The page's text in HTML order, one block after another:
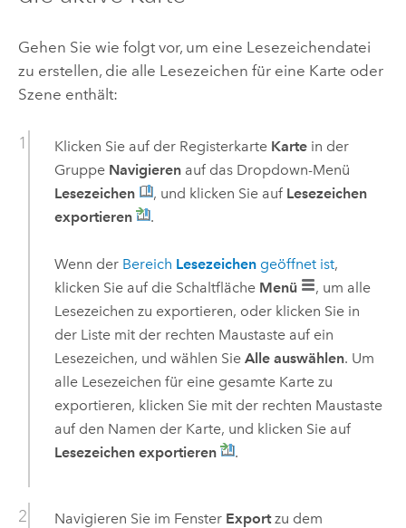
Gehen Sie wie folgt vor, um eine Lesezeichendatei
zu erstellen, die alle Lesezeichen für eine Karte oder
Szene enthält:
Klicken Sie auf der Registerkarte Kartein der
Gruppe Navigierenauf das Dropdown-Menü
Lesezeichen
, und klicken Sie auf Lesezeichen
exportieren
.
Wenn der Bereich Lesezeichengeöffnet ist,
klicken Sie auf die Schaltfläche Menü
, um alle
Lesezeichen zu exportieren, oder klicken Sie in
der Liste mit der rechten Maustaste auf ein
Lesezeichen, und wählen Sie Alle auswählen. Um
alle Lesezeichen für eine gesamte Karte zu
exportieren, klicken Sie mit der rechten Maustaste
auf den Namen der Karte, und klicken Sie auf
Lesezeichen exportieren
.
Navigieren Sie im Fenster Exportzu dem